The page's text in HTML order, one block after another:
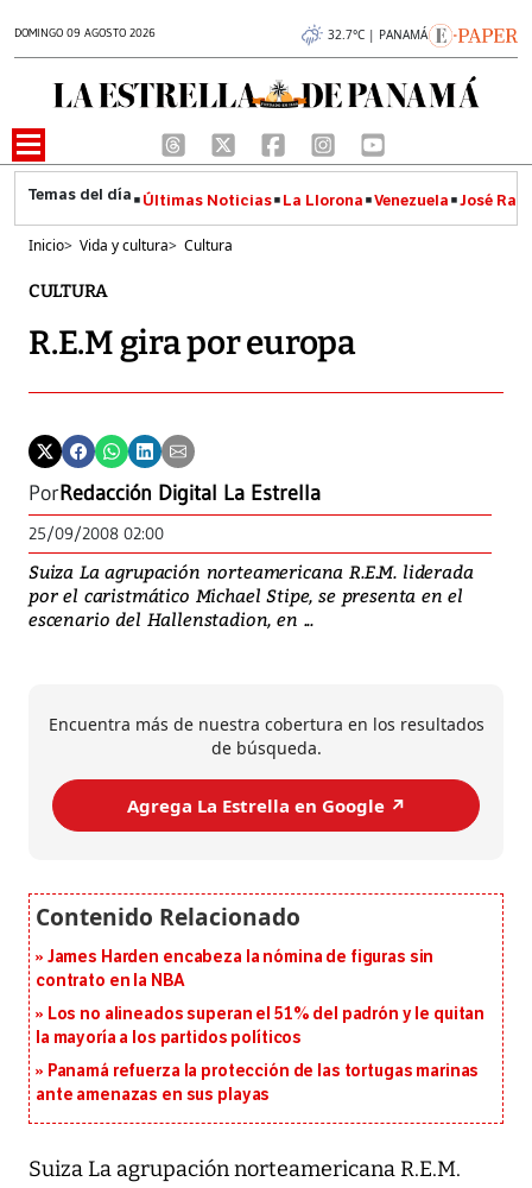
DOMINGO 09 AGOSTO 2026 32.7°C | PANAMÁ
Últimas Noticias La Llorona Venezuela José
Inicio> Vida y cultura> Cultura
CULTURA
R.E.M gira por europa
PorRedacción Digital La Estrella
25/09/2008 02:00
Suiza La agrupación norteamericana R.E.M. liderada
por el caristmático Michael Stipe, se presenta en el
escenario del Hallenstadion, en ...
Encuentra más de nuestra cobertura en los resultados
de búsqueda.
Agrega La Estrella en Google ↗️
James Harden encabeza la nómina de figuras sin
contrato en la NBA
Los no alineados superan el 51% del padrón y le quitan
la mayoría a los partidos políticos
Panamá refuerza la protección de las tortugas marinas
ante amenazas en sus playas
Suiza La agrupación norteamericana R.E.M.